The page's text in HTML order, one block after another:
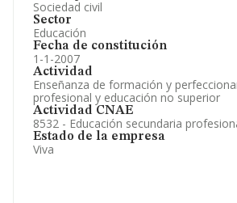
Sociedad civil
Sector
Educación
Fecha de constitución
1-1-2007
Actividad
Enseñanza de formación y
profesional y educación no superior
Actividad CNAE
8532 - Educación secundaria
Estado de la empresa
Viva